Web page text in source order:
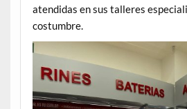
atendidas en sus talleres
costumbre.